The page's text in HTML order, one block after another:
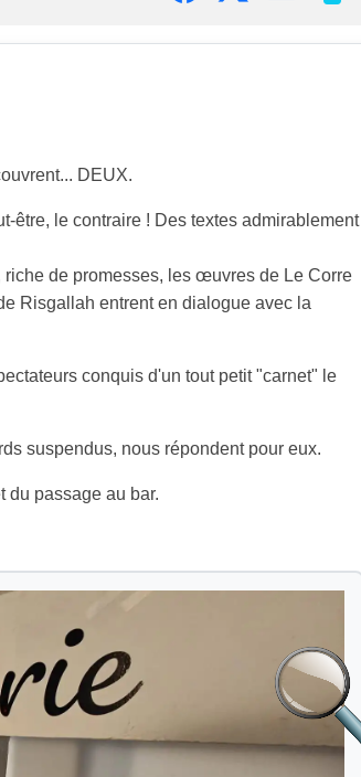
DEUX.
être, le contraire ! Des textes admirablement
de promesses, les œuvres de Le Corre
Risgallah entrent en dialogue avec la
conquis d'un tout petit "carnet" le
suspendus, nous répondent pour eux.
du passage au bar.